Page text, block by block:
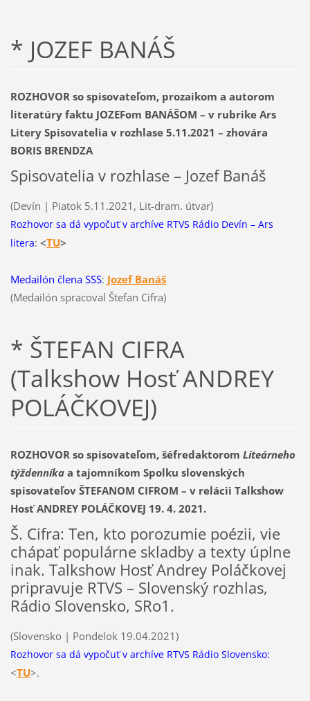
* JOZEF BANÁŠ
ROZHOVOR so spisovateľom, prozaikom a autorom
literatúry faktu JOZEFom BANÁŠOM – v rubrike Ars
Litery Spisovatelia v rozhlase 5.11.2021 – zhovára
BORIS BRENDZA
Spisovatelia v rozhlase – Jozef Banáš
(Devín | Piatok 5.11.2021, Lit-dram. útvar)
Rozhovor sa dá vypočuť v archíve RTVS Rádio Devín – Ars
litera: <TU>
Medailón člena SSS: Jozef Banáš
(Medailón spracoval Štefan Cifra)
* ŠTEFAN CIFRA
(Talkshow Hosť ANDREY
POLÁČKOVEJ)
ROZHOVOR so spisovateľom, šéfredaktorom Liteárneho
týždenníkaa tajomníkom Spolku slovenských
spisovateľov ŠTEFANOM CIFROM – v relácii Talkshow
Hosť ANDREY POLÁČKOVEJ 19. 4. 2021.
Š. Cifra: Ten, kto porozumie poézii, vie
chápať populárne skladby a texty úplne
inak. Talkshow Hosť Andrey Poláčkovej
pripravuje RTVS – Slovenský rozhlas,
Rádio Slovensko, SRo1.
(Slovensko | Pondelok 19.04.2021)
Rozhovor sa dá vypočuť v archíve RTVS Rádio Slovensko:
<TU>.